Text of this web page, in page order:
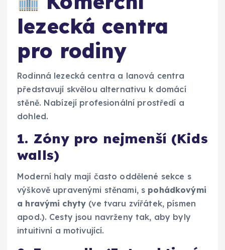
lezecká centra
pro rodiny
Rodinná lezecká centra a lanová centra
představují skvělou alternativu k domácí
stěně. Nabízejí profesionální prostředí a
dohled.
1. Zóny pro nejmenší (Kids
walls)
Moderní haly mají často oddělené sekce s
výškově upravenými stěnami, s pohádkovými
a hravými chyty (ve tvaru zvířátek, písmen
apod.). Cesty jsou navrženy tak, aby byly
intuitivní a motivující.